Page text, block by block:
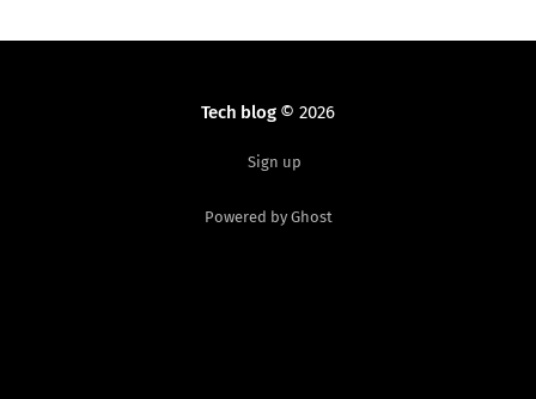
Tech blog© 2026
Sign up
Powered by Ghost